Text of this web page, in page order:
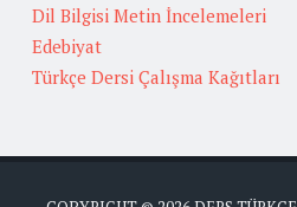
Dil Bilgisi Metin İncelemeleri
Edebiyat
Türkçe Dersi Çalışma Kağıtları